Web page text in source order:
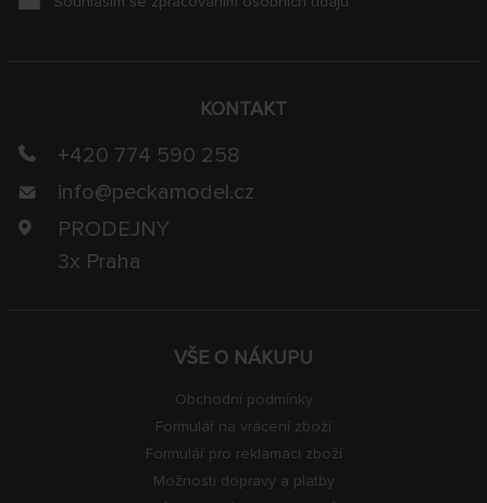
VŠE O NÁKUPU
Obchodní podmínky
Formulář na vrácení zboží
Formulář pro reklamaci zboží
Možnosti dopravy a platby
KONTAKT
+420 774 590 258
info@peckamodel.cz
PRODEJNY
3x Praha